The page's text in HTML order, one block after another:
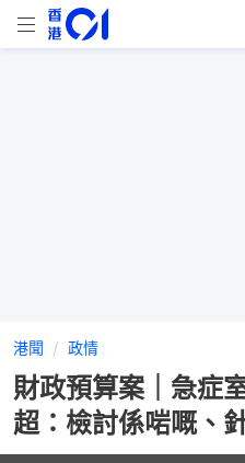
港聞 政情
財政預算案｜急症
超：檢討係啱嘅、